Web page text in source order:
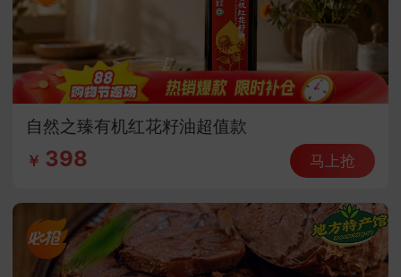
自然之臻有机红花籽油超值款
￥ 398 马上抢